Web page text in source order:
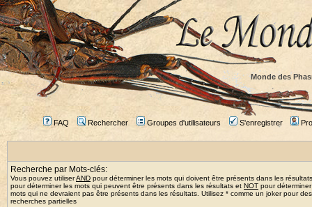
Monde des
FAQ Rechercher Groupes d'utilisateurs S'enregistrer
Recherche par Mots-clés:
Vous pouvez utiliserAND pour déterminer les mots qui doivent être présents dans les
pour déterminer les mots qui peuvent être présents dans les résultats et NOT pour
mots qui ne devraient pas être présents dans les résultats. Utilisez * comme un joker pour des
recherches partielles